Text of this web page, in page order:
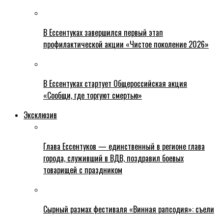
В Ессентуках завершился первый этап
профилактической акции «Чистое поколение 2026»
В Ессентуках стартует Общероссийская акция
«Сообщи, где торгуют смертью»
Эксклюзив
Глава Ессентуков — единственный в регионе глава
города, служивший в ВДВ, поздравил боевых
товарищей с праздником
Сырный размах фестиваля «Винная рапсодия»: съели